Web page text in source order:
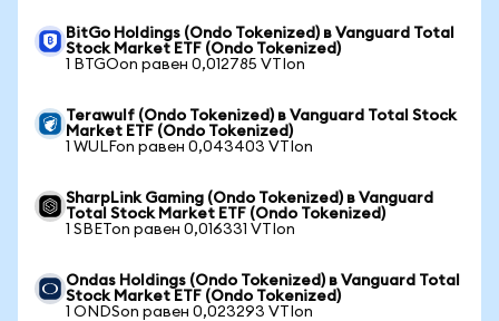
BitGo Holdings (Ondo Tokenized) в Vanguard Total
Stock Market ETF (Ondo Tokenized)
1 BTGOon равен 0,012785 VTIon
Terawulf (Ondo Tokenized) в Vanguard Total Stock
Market ETF (Ondo Tokenized)
1 WULFon равен 0,043403 VTIon
SharpLink Gaming (Ondo Tokenized) в Vanguard
Total Stock Market ETF (Ondo Tokenized)
1 SBETon равен 0,016331 VTIon
Ondas Holdings (Ondo Tokenized) в Vanguard Total
Stock Market ETF (Ondo Tokenized)
1 ONDSon равен 0,023293 VTIon